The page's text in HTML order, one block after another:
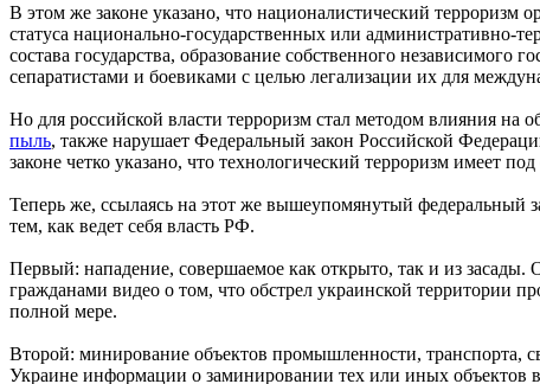
В этом же законе указано, что националистический терроризм
статуса национально-государственных или административно-
состава государства, образование собственного независимого
сепаратистами и боевиками с целью легализации их для
Но для российской власти терроризм стал методом влияния
пыль, также нарушает Федеральный закон Российской
законе четко указано, что технологический терроризм имеет
Теперь же, ссылаясь на этот же вышеупомянутый федеральный
тем, как ведет себя власть РФ.
Первый: нападение, совершаемое как открыто, так и из
гражданами видео о том, что обстрел украинской территории
полной мере.
Второй: минирование объектов промышленности, транспорта,
Украине информации о заминировании тех или иных объектов в